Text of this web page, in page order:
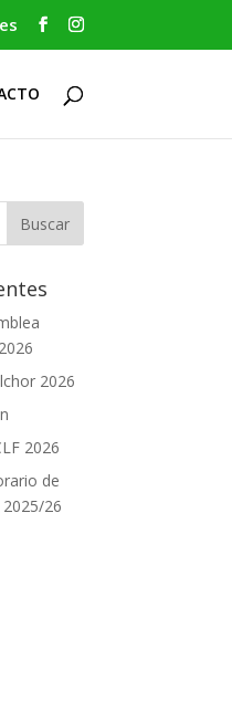
2026
2026
de
26